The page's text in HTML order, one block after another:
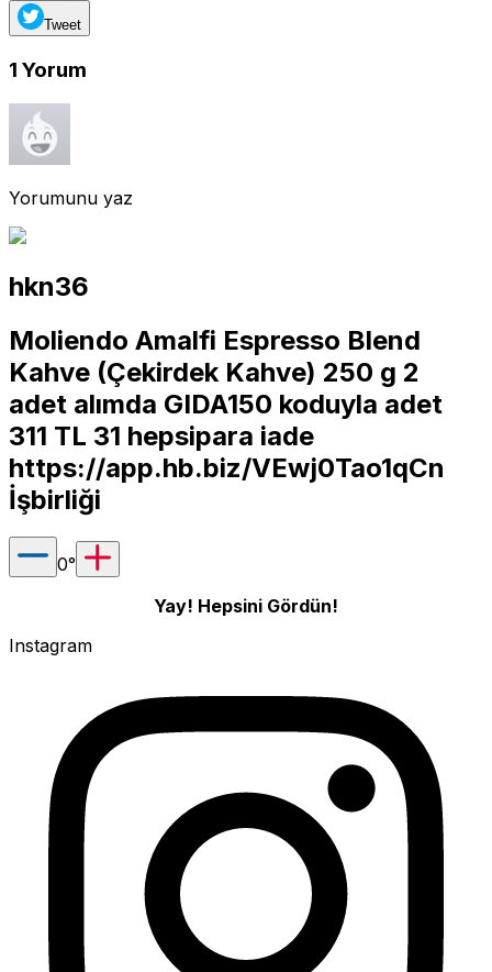
Tweet
1 Yorum
Yorumunu yaz
hkn36
Moliendo Amalfi Espresso Blend
Kahve (Çekirdek Kahve) 250 g 2
adet alımda GIDA150 koduyla adet
311 TL 31 hepsipara iade
https://app.hb.biz/VEwj0Tao1qCn
İşbirliği
0°
Yay! Hepsini Gördün!
Instagram